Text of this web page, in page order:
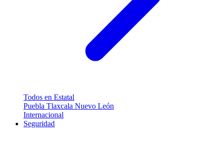
Todos en Estatal
Puebla Tlaxcala Nuevo León
Internacional
Seguridad